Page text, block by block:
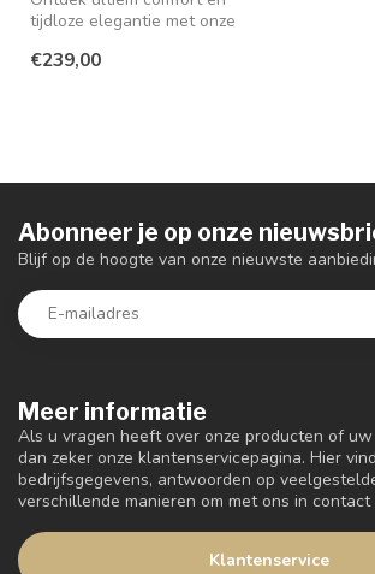
tijdloze elegantie met onze
r...
€239,00
Meer informatie
Als u vragen heeft over onze producten of
dan zeker onze klantenservicepagina. Hier
bedrijfsgegevens, antwoorden op
verschillende manieren om met ons in contact
Klantenservice
Abonneer je op onze
Blijf op de hoogte van onze nieuwste